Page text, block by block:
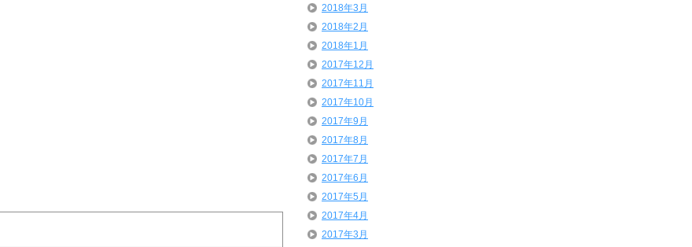
2018年3月
2018年2月
2018年1月
2017年12月
2017年11月
2017年10月
2017年9月
2017年8月
2017年7月
2017年6月
2017年5月
2017年4月
2017年3月